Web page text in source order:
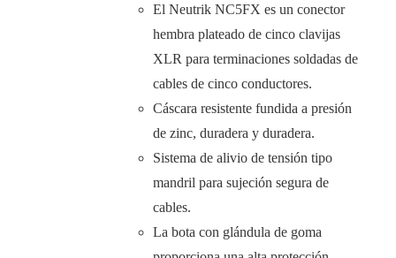
El Neutrik NC5FX es un conector
hembra plateado de cinco clavijas
XLR para terminaciones soldadas de
cables de cinco conductores.
Cáscara resistente fundida a presión
de zinc, duradera y duradera.
Sistema de alivio de tensión tipo
mandril para sujeción segura de
cables.
La bota con glándula de goma